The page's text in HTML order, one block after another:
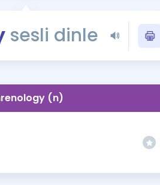
YDS - YÖKDİL
İngilizce
sesli dinle
(n)